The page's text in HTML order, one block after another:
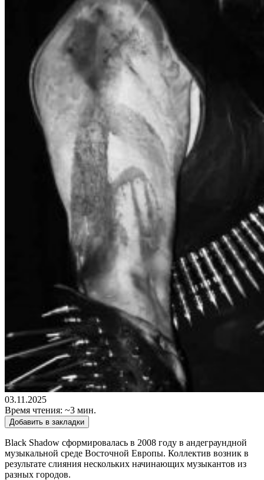
03.11.2025
Время чтения: ~3 мин.
Добавить в закладки
Black Shadow сформировалась в 2008 году в андеграундной
музыкальной среде Восточной Европы. Коллектив возник в
результате слияния нескольких начинающих музыкантов из
разных городов.